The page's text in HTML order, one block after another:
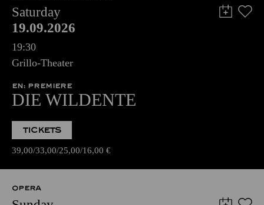
Saturday
19.09.2026
19:30
Grillo-Theater
EN: PREMIERE
DIE WILDENTE
TICKETS
39,00 33,00 25,00 16,00 €
OPERA